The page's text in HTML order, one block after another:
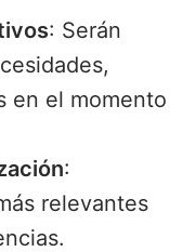
: Serán
en el momento
:
relevantes